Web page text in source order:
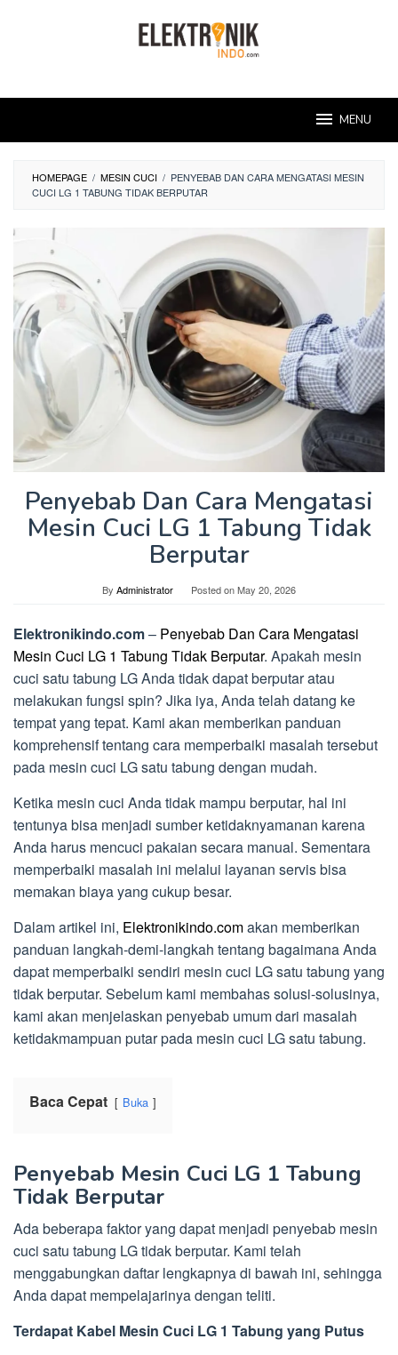
MENU
HOMEPAGE / MESIN CUCI / PENYEBAB DAN CARA MENGATASI MESIN
CUCI LG 1 TABUNG TIDAK BERPUTAR
Penyebab Dan Cara Mengatasi
Mesin Cuci LG 1 Tabung Tidak
Berputar
By Administrator Posted onMay 20, 2026
Elektronikindo.com– Penyebab Dan Cara Mengatasi
Mesin Cuci LG 1 Tabung Tidak Berputar. Apakah mesin
cuci satu tabung LG Anda tidak dapat berputar atau
melakukan fungsi spin? Jika iya, Anda telah datang ke
tempat yang tepat. Kami akan memberikan panduan
komprehensif tentang cara memperbaiki masalah tersebut
pada mesin cuci LG satu tabung dengan mudah.
Ketika mesin cuci Anda tidak mampu berputar, hal ini
tentunya bisa menjadi sumber ketidaknyamanan karena
Anda harus mencuci pakaian secara manual. Sementara
memperbaiki masalah ini melalui layanan servis bisa
memakan biaya yang cukup besar.
Dalam artikel ini, Elektronikindo.comakan memberikan
panduan langkah-demi-langkah tentang bagaimana Anda
dapat memperbaiki sendiri mesin cuci LG satu tabung yang
tidak berputar. Sebelum kami membahas solusi-solusinya,
kami akan menjelaskan penyebab umum dari masalah
ketidakmampuan putar pada mesin cuci LG satu tabung.
Baca Cepat Buka
Penyebab Mesin Cuci LG 1 Tabung
Tidak Berputar
Ada beberapa faktor yang dapat menjadi penyebab mesin
cuci satu tabung LG tidak berputar. Kami telah
menggabungkan daftar lengkapnya di bawah ini, sehingga
Anda dapat mempelajarinya dengan teliti.
Terdapat Kabel Mesin Cuci LG 1 Tabung yang Putus